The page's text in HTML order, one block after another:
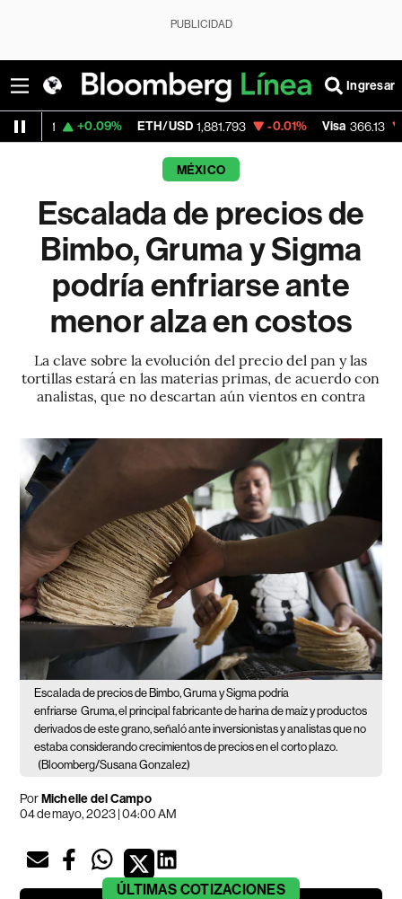
PUBLICIDAD
Ingresar
+0.09% ETH/USD 1,881.793 -0.01% Visa 366.13 -0.04%
MÉXICO
Escalada de precios de
Bimbo, Gruma y Sigma
podría enfriarse ante
menor alza en costos
La clave sobre la evolución del precio del pan y las
tortillas estará en las materias primas, de acuerdo con
analistas, que no descartan aún vientos en contra
Escalada de precios de Bimbo, Gruma y Sigma podría
enfriarse Gruma, el principal fabricante de harina de maíz y productos
derivados de este grano, señaló ante inversionistas y analistas que no
estaba considerando crecimientos de precios en el corto plazo.
(Bloomberg/Susana Gonzalez)
PorMichelle del Campo
04 de mayo, 2023 | 04:00 AM
ÚLTIMAS COTIZACIONES